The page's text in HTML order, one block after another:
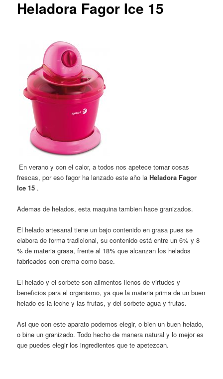
Heladora Fagor Ice 15
En verano y con el calor, a todos nos apetece tomar cosas
frescas, por eso fagor ha lanzado este año laHeladora Fagor
Ice 15 .
Ademas de helados, esta maquina tambien hace granizados.
El helado artesanal tiene un bajo contenido en grasa pues se
elabora de forma tradicional, su contenido está entre un 6% y 8
% de materia grasa, frente al 18% que alcanzan los helados
fabricados con crema como base.
El helado y el sorbete son alimentos llenos de virtudes y
beneficios para el organismo, ya que la materia prima de un buen
helado es la leche y las frutas, y del sorbete agua y frutas.
Asi que con este aparato podemos elegir, o bien un buen helado,
o bine un granizado. Todo hecho de manera natural y lo mejor es
que puedes elegir los ingredientes que te apetezcan.